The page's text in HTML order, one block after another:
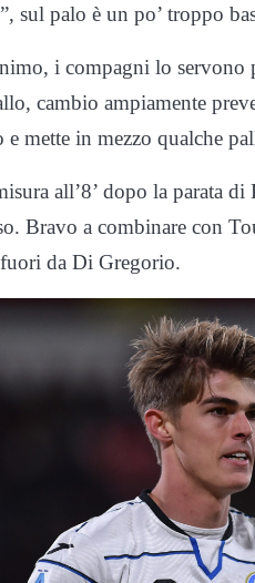
sul palo è un po’ troppo
i compagni lo servono
cambio ampiamente
mette in mezzo qualche
all’8’ dopo la parata
Bravo a combinare con
da Di Gregorio.